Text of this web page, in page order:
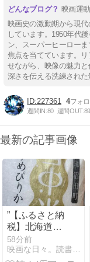
映画運
映画史の激動期から現
しています。1950年代
ン、スーパーヒーロー
焦点を当てています。
せながら、映像の魅力
深さを伝える洗練された
227361 4
週間IN:80 週間OUT:
最新の記事画像
”【ふるさと納
税】北海道沼
田町 ゆめぴり
か
58分前
映画な日々。読書な日々。